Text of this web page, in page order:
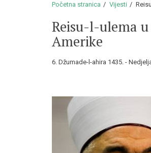
Početna stranica Vijesti
Reisu-l-ulema
Amerike
6. Džumade-l-ahira 1435. -